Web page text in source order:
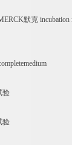
默克 incubation
验
验